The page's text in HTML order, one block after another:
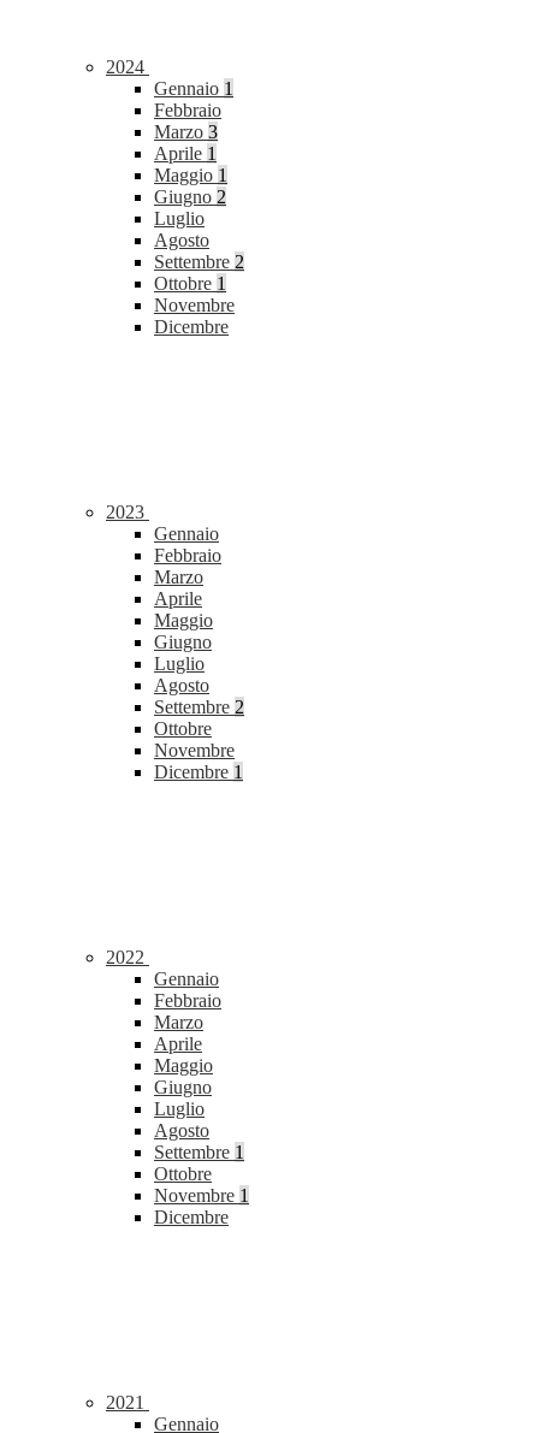
2024
Gennaio 1
Febbraio
Marzo 3
Aprile 1
Maggio 1
Giugno 2
Luglio
Agosto
Settembre 2
Ottobre 1
Novembre
Dicembre
2023
Gennaio
Febbraio
Marzo
Aprile
Maggio
Giugno
Luglio
Agosto
Settembre 2
Ottobre
Novembre
Dicembre 1
2022
Gennaio
Febbraio
Marzo
Aprile
Maggio
Giugno
Luglio
Agosto
Settembre 1
Ottobre
Novembre 1
Dicembre
2021
Gennaio